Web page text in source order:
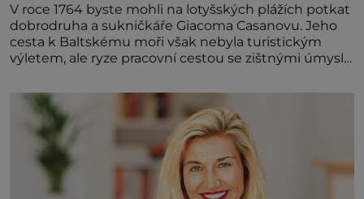
V roce 1764 byste mohli na lotyšských plážích potkat
dobrodruha a sukničkáře Giacoma Casanovu. Jeho
cesta k Baltskému moři však nebyla turistickým
výletem, ale ryze pracovní cestou se zištnými úmysly.
procházel uličkami lotyšské Rigy? Casanova v Pobaltí
kontaktoval tamní zednářské lóže. Nebyl v této
oblasti žádným nováčkem, protože do zednářské